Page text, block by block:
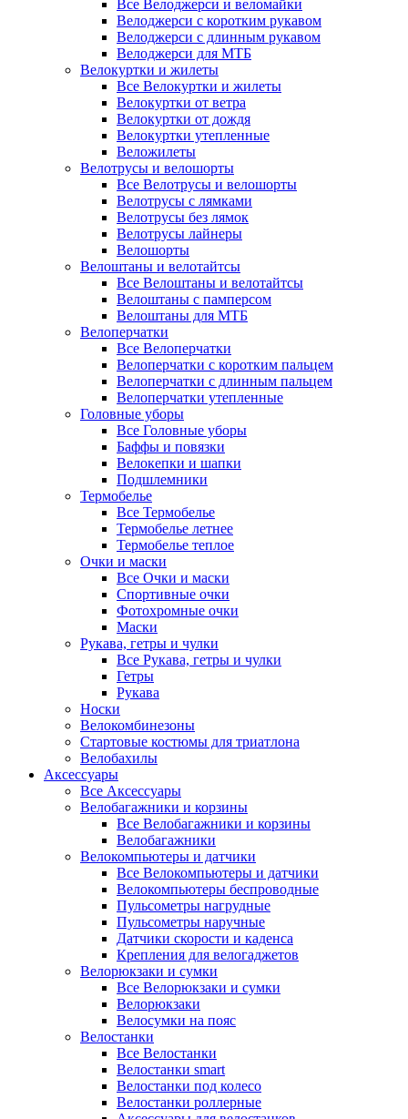
Все Велоджерси и веломайки
Велоджерси с коротким рукавом
Велоджерси с длинным рукавом
Велоджерси для МТБ
Велокуртки и жилеты
Все Велокуртки и жилеты
Велокуртки от ветра
Велокуртки от дождя
Велокуртки утепленные
Веложилеты
Велотрусы и велошорты
Все Велотрусы и велошорты
Велотрусы с лямками
Велотрусы без лямок
Велотрусы лайнеры
Велошорты
Велоштаны и велотайтсы
Все Велоштаны и велотайтсы
Велоштаны с памперсом
Велоштаны для МТБ
Велоперчатки
Все Велоперчатки
Велоперчатки с коротким пальцем
Велоперчатки с длинным пальцем
Велоперчатки утепленные
Головные уборы
Все Головные уборы
Баффы и повязки
Велокепки и шапки
Подшлемники
Термобелье
Все Термобелье
Термобелье летнее
Термобелье теплое
Очки и маски
Все Очки и маски
Спортивные очки
Фотохромные очки
Маски
Рукава, гетры и чулки
Все Рукава, гетры и чулки
Гетры
Рукава
Носки
Велокомбинезоны
Стартовые костюмы для триатлона
Велобахилы
Аксессуары
Все Аксессуары
Велобагажники и корзины
Все Велобагажники и корзины
Велобагажники
Велокомпьютеры и датчики
Все Велокомпьютеры и датчики
Велокомпьютеры беспроводные
Пульсометры нагрудные
Пульсометры наручные
Датчики скорости и каденса
Крепления для велогаджетов
Велорюкзаки и сумки
Все Велорюкзаки и сумки
Велорюкзаки
Велосумки на пояс
Велостанки
Все Велостанки
Велостанки smart
Велостанки под колесо
Велостанки роллерные